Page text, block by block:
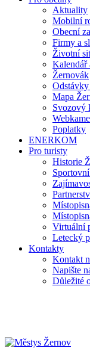
Aktuality
Mobilní
Obecní
Firmy a
Životní
Kalendář
Žernovák
Mapa
Svozový
Poplatky
ENERKOM
Pro turisty
Historie
Virtuální
Letecký
Kontakty
Kontakt
Napište
Důležité